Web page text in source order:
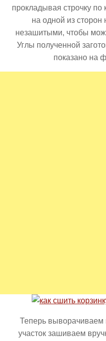
прокладывая строчку
на одной из сторон
незашитыми, чтобы
Углы полученной
показано на
Теперь выворачиваем
участок зашиваем